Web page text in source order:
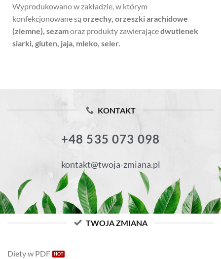
Wyprodukowano w zakładzie, w którym
konfekcjonowane sąorzechy, orzeszki arachidowe
(ziemne), sezamoraz produkty zawierającedwutlenek
siarki, gluten, jaja, mleko, seler.
KONTAKT
+48 535 073 098
kontakt@twoja-zmiana.pl
TWOJA ZMIANA
Diety w PDF